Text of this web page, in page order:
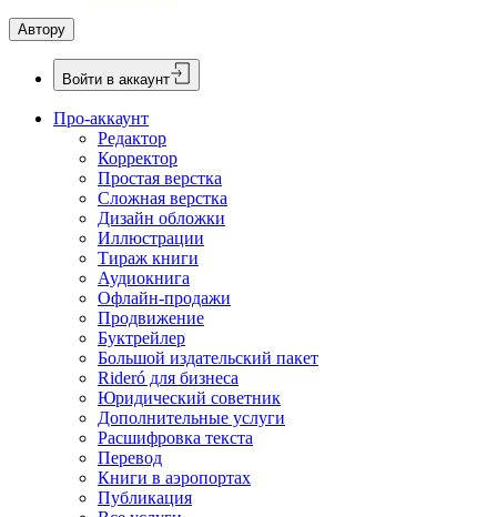
Автору
Войти в аккаунт
Про-аккаунт
Редактор
Корректор
Простая верстка
Сложная верстка
Дизайн обложки
Иллюстрации
Тираж книги
Аудиокнига
Офлайн-продажи
Продвижение
Буктрейлер
Большой издательский пакет
Rideró для бизнеса
Юридический советник
Дополнительные услуги
Расшифровка текста
Перевод
Книги в аэропортах
Публикация